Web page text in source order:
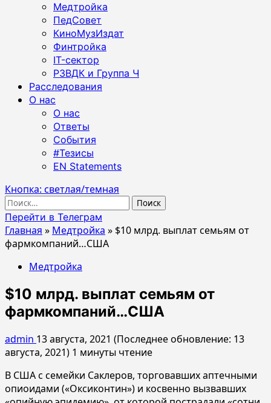
Медтройка
ПедСовет
КиноМузИздат
Финтройка
IT-сектор
РЗВДК и Группа Ч
Расследования
О нас
О нас
Ответы
События
#Тезисы
EN Statements
Кнопка: светлая/темная
Найти:
Перейти в Телеграм
Главная » Медтройка » $10 млрд. выплат семьям от
фармкомпаний…США
Медтройка
$10 млрд. выплат семьям от
фармкомпаний…США
admin 13 августа, 2021 (Последнее обновление: 13
августа, 2021) 1 минуты чтение
В США с семейки Саклеров, торговавших аптечными
опиоидами («Оксиконтин») и косвенно вызвавших